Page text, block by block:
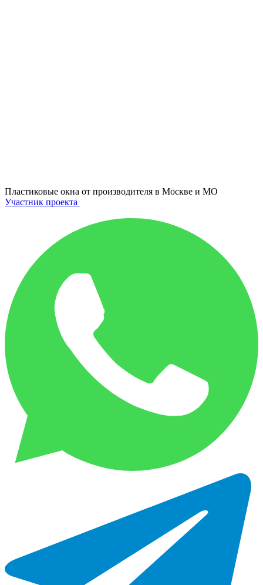
Пластиковые окна от производителя в Москве и МО
Участник проекта